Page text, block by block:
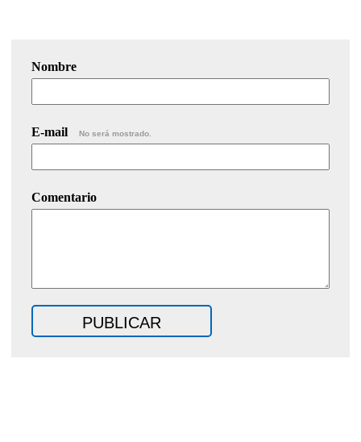
Nombre
E-mail No será mostrado.
Comentario